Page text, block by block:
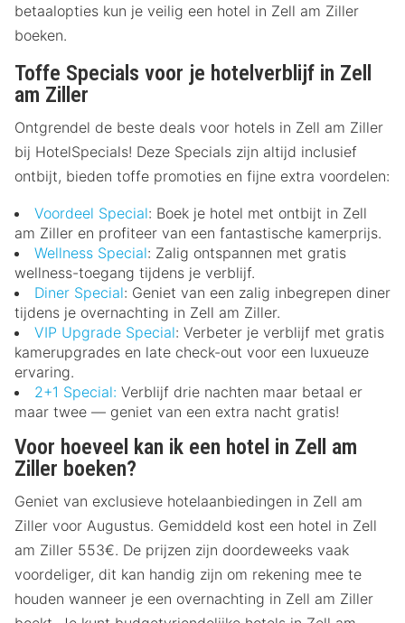
betaalopties kun je veilig een hotel in Zell am Ziller
boeken.
Toffe Specials voor je hotelverblijf in Zell
am Ziller
Ontgrendel de beste deals voor hotels in Zell am Ziller
bij HotelSpecials! Deze Specials zijn altijd inclusief
ontbijt, bieden toffe promoties en fijne extra voordelen:
Voordeel Special: Boek je hotel met ontbijt in Zell
am Ziller en profiteer van een fantastische kamerprijs.
Wellness Special: Zalig ontspannen met gratis
wellness-toegang tijdens je verblijf.
Diner Special: Geniet van een zalig inbegrepen diner
tijdens je overnachting in Zell am Ziller.
VIP Upgrade Special: Verbeter je verblijf met gratis
kamerupgrades en late check-out voor een luxueuze
ervaring.
2+1 Special: Verblijf drie nachten maar betaal er
maar twee — geniet van een extra nacht gratis!
Voor hoeveel kan ik een hotel in Zell am
Ziller boeken?
Geniet van exclusieve hotelaanbiedingen in Zell am
Ziller voor Augustus. Gemiddeld kost een hotel in Zell
am Ziller 553€. De prijzen zijn doordeweeks vaak
voordeliger, dit kan handig zijn om rekening mee te
houden wanneer je een overnachting in Zell am Ziller